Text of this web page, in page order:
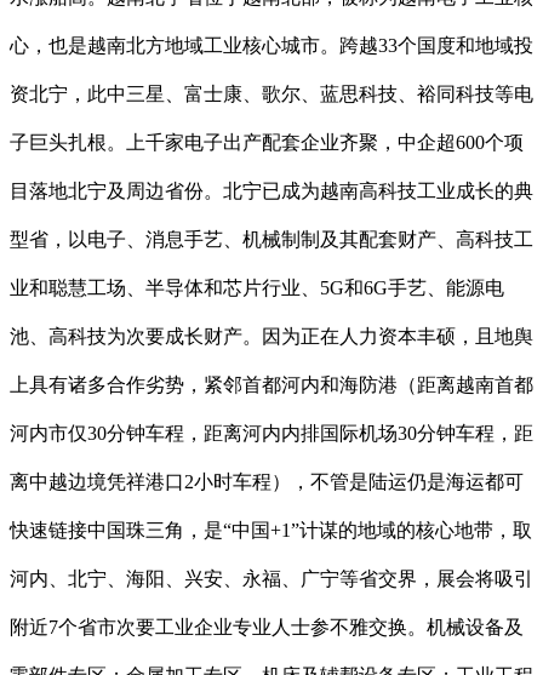
心，也是越南北方地域工业核心城市。跨越33个国度和地域投
资北宁，此中三星、富士康、歌尔、蓝思科技、裕同科技等电
子巨头扎根。上千家电子出产配套企业齐聚，中企超600个项
目落地北宁及周边省份。北宁已成为越南高科技工业成长的典
型省，以电子、消息手艺、机械制制及其配套财产、高科技工
业和聪慧工场、半导体和芯片行业、5G和6G手艺、能源电
池、高科技为次要成长财产。因为正在人力资本丰硕，且地舆
上具有诸多合作劣势，紧邻首都河内和海防港（距离越南首都
河内市仅30分钟车程，距离河内内排国际机场30分钟车程，距
离中越边境凭祥港口2小时车程），不管是陆运仍是海运都可
快速链接中国珠三角，是“中国+1”计谋的地域的核心地带，取
河内、北宁、海阳、兴安、永福、广宁等省交界，展会将吸引
附近7个省市次要工业企业专业人士参不雅交换。机械设备及